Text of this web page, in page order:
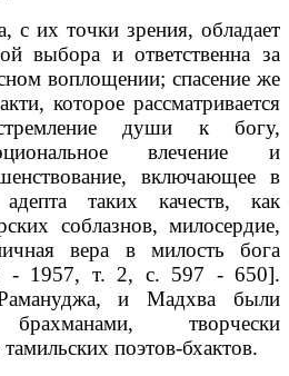
с их точки зрения, обладает
выбора и ответственна за
воплощении; спасение же
которое рассматривается
души к богу,
влечение и
включающее в
таких качеств, как
соблазнов, милосердие,
вера в милость бога
- 1957, т. 2, с. 597 - 650].
и Мадхва были
творчески
поэтов-бхактов.